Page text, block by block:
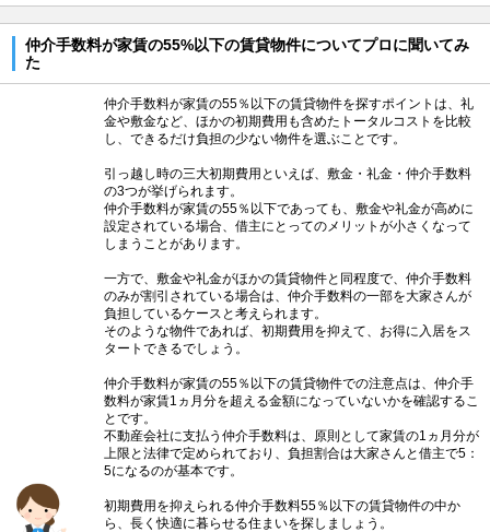
仲介手数料が家賃の55%以下の賃貸物件についてプロに聞いてみ
た
仲介手数料が家賃の55％以下の賃貸物件を探すポイントは、礼
金や敷金など、ほかの初期費用も含めたトータルコストを比較
し、できるだけ負担の少ない物件を選ぶことです。
引っ越し時の三大初期費用といえば、敷金・礼金・仲介手数料
の3つが挙げられます。
仲介手数料が家賃の55％以下であっても、敷金や礼金が高めに
設定されている場合、借主にとってのメリットが小さくなって
しまうことがあります。
一方で、敷金や礼金がほかの賃貸物件と同程度で、仲介手数料
のみが割引されている場合は、仲介手数料の一部を大家さんが
負担しているケースと考えられます。
そのような物件であれば、初期費用を抑えて、お得に入居をス
タートできるでしょう。
仲介手数料が家賃の55％以下の賃貸物件での注意点は、仲介手
数料が家賃1ヵ月分を超える金額になっていないかを確認するこ
とです。
不動産会社に支払う仲介手数料は、原則として家賃の1ヵ月分が
上限と法律で定められており、負担割合は大家さんと借主で5：
5になるのが基本です。
初期費用を抑えられる仲介手数料55％以下の賃貸物件の中か
ら、長く快適に暮らせる住まいを探しましょう。